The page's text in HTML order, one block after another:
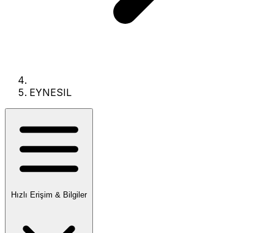
EYNESIL
Hızlı Erişim & Bilgiler